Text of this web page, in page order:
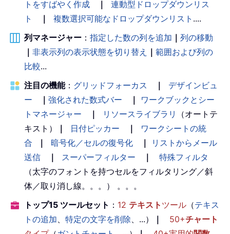
トをすばやく作成
｜
連動型ドロップダウンリス
ト
｜ 複数選択可能なドロップダウンリスト ....
列マネージャー ： 指定した数の列を追加 ｜ 列の移動
｜ 非表示列の表示状態を切り替え ｜ 範囲および列の
比較...
注目の機能： グリッドフォーカス ｜
デザインビュ
ー
｜ 強化された数式バー ｜
ワークブックとシー
トマネージャー
｜ リソースライブラリ
（オートテ
キスト）
｜ 日付ピッカー ｜
ワークシートの統
合
｜ 暗号化／セルの復号化 ｜
リストからメール
送信
｜ スーパーフィルター ｜
特殊フィルタ
（太字のフォントを持つセルをフィルタリング／斜
体／取り消し線。。。） 。。。
トップ15 ツールセット ： 12 テキスト ツール （テキス
トの追加
特定の文字を削除 、...） ｜ 50+チャート